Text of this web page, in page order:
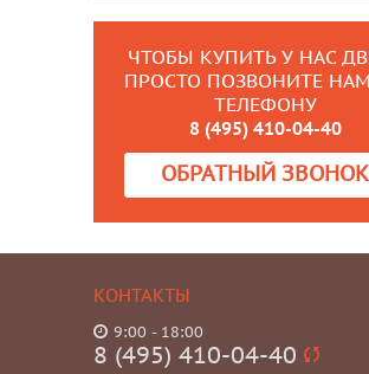
ЧТОБЫ КУПИТЬ У НАС
ПРОСТО ПОЗВОНИТЕ
ТЕЛЕФОНУ
8 (495) 410-04-40
ОБРАТНЫЙ ЗВОНОК
КОНТАКТЫ
9:00 - 18:00
8 (495) 410-04-40